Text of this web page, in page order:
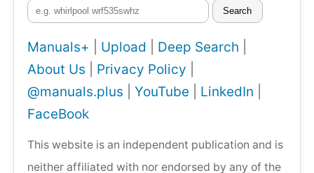
Search
Manuals+ Upload Deep Search
About Us
Privacy Policy
@manuals.plus
YouTube LinkedIn
FaceBook
This website is an independent publication and is
neither affiliated with nor endorsed by any of the